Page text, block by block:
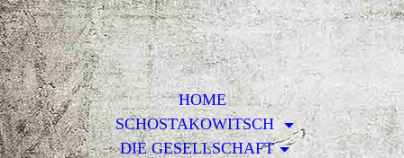
HOME
SCHOSTAKOWITSCH
DIE GESELLSCHAFT